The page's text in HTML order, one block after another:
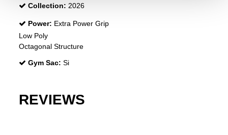
Collection: 2026
Power: Extra Power Grip
Low Poly
Octagonal Structure
Gym Sac: Si
REVIEWS